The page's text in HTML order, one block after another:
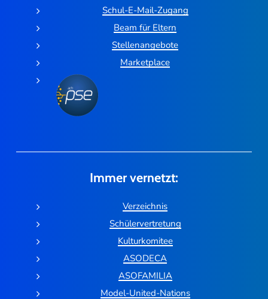
Schul-E-Mail-Zugang
Beam für Eltern
Stellenangebote
Marketplace
Immer vernetzt:
Verzeichnis
Schülervertretung
Kulturkomitee
ASODECA
ASOFAMILIA
Model-United-Nations